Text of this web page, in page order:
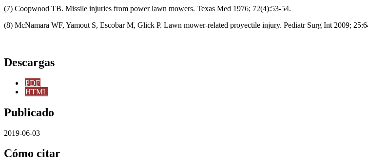
(7) Coopwood TB. Missile injuries from power lawn mowers. Texas Med 1976; 72(4):53-54.
(8) McNamara WF, Yamout S, Escobar M, Glick P. Lawn mower-related proyectile injury. Pediatr Surg Int 2009;
Descargas
PDF
HTML
Publicado
2019-06-03
Cómo citar